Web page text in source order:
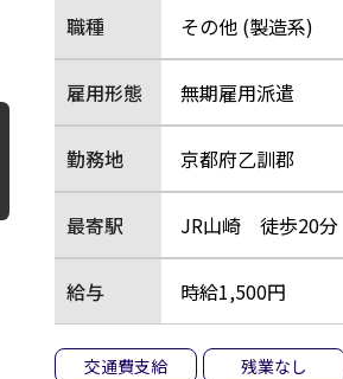
職種 その他 (製造系)
雇用形態 無期雇用派遣
勤務地 京都府乙訓郡
最寄駅 JR山崎 徒歩20分
給与 時給1,500円
交通費支給 残業なし